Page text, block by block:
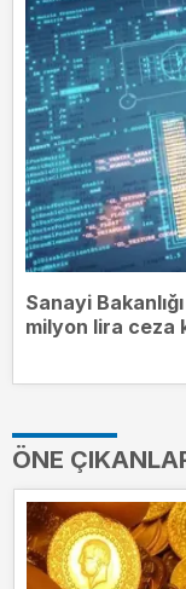
Sanayi
milyon lira ceza
ÖNE